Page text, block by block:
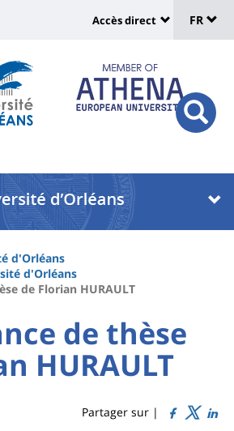
Site
:
Shortcut
links
Accès direct
de
FR
d'Orléans
d'Orléans
de Florian HURAULT
de thèse
HURAULT
Partager sur |